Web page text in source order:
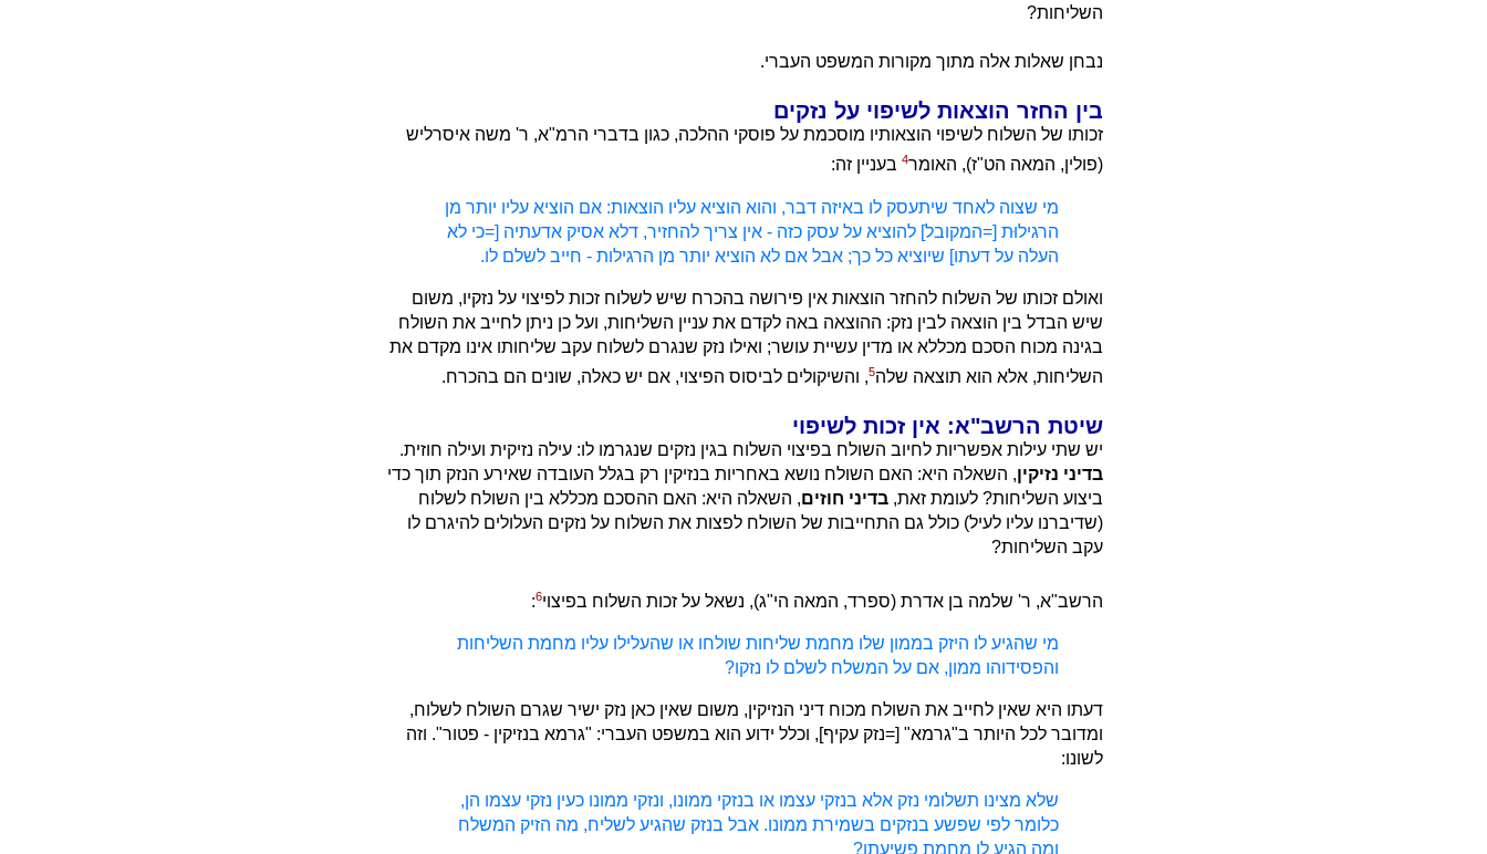
השליחות?
נבחן שאלות אלה מתוך מקורות המשפט העברי.
בין החזר הוצאות לשיפוי על נזקים
זכותו של השלוח לשיפוי הוצאותיו מוסכמת על פוסקי ההלכה, כגון בדברי הרמ"א, ר' משה איסרליש
(פולין, המאה הט"ז), האומר4 בעניין זה:
מי שצוה לאחד שיתעסק לו באיזה דבר, והוא הוציא עליו הוצאות: אם הוציא עליו יותר מן
הרגילוּת [=המקובל] להוציא על עסק כזה - אין צריך להחזיר, דלא אסיק אדעתיה [=כי לא
העלה על דעתו] שיוציא כל כך; אבל אם לא הוציא יותר מן הרגילות - חייב לשלם לו.
ואולם זכותו של השלוח להחזר הוצאות אין פירושה בהכרח שיש לשלוח זכות לפיצוי על נזקיו, משום
שיש הבדל בין הוצאה לבין נזק: ההוצאה באה לקדם את עניין השליחות, ועל כן ניתן לחייב את השולח
בגינה מכוח הסכם מכללא או מדין עשיית עושר; ואילו נזק שנגרם לשלוח עקב שליחותו אינו מקדם את
השליחות, אלא הוא תוצאה שלה5, והשיקולים לביסוס הפיצוי, אם יש כאלה, שונים הם בהכרח.
שיטת הרשב"א: אין זכות לשיפוי
יש שתי עילות אפשריות לחיוב השולח בפיצוי השלוח בגין נזקים שנגרמו לו: עילה נזיקית ועילה חוזית.
בדיני נזיקין, השאלה היא: האם השולח נושא באחריות בנזיקין רק בגלל העובדה שאירע הנזק תוך כדי
ביצוע השליחות? לעומת זאת, בדיני חוזים, השאלה היא: האם ההסכם מכללא בין השולח לשלוח
(שדיברנו עליו לעיל) כולל גם התחייבות של השולח לפצות את השלוח על נזקים העלולים להיגרם לו
עקב השליחות?
הרשב"א, ר' שלמה בן אדרת (ספרד, המאה הי"ג), נשאל על זכות השלוח בפיצוי6
:
מי שהגיע לו היזק בממון שלו מחמת שליחות שולחו או שהעלילו עליו מחמת השליחות
והפסידוהו ממון, אם על המשלח לשלם לו נזקו?
דעתו היא שאין לחייב את השולח מכוח דיני הנזיקין, משום שאין כאן נזק ישיר שגרם השולח לשלוח,
ומדובר לכל היותר ב"גרמא" [=נזק עקיף], וכלל ידוע הוא במשפט העברי: "גרמא בנזיקין - פטור". וזה
לשונו:
שלא מצינו תשלומי נזק אלא בנזקי עצמו או בנזקי ממונו, ונזקי ממונו כעין נזקי עצמו הן,
כלומר לפי שפשע בנזקים בשמירת ממונו. אבל בנזק שהגיע לשליח, מה הזיק המשלח
ומה הגיע לו מחמת פשיעתו?